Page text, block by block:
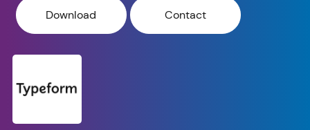
Download Contact